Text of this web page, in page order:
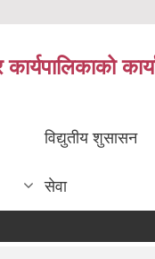
विद्युतीय शुसासन
सेवा